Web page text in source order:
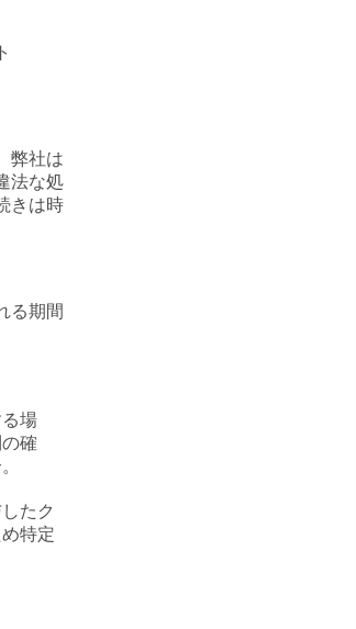
弊社は
法な処
きは時
る期間
場
確
たク
特定